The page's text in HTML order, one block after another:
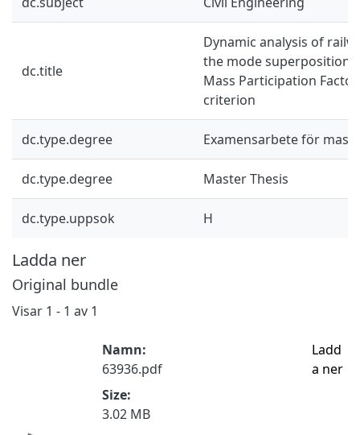
dc.title
Dynamic analysis of
the mode superposition
Mass Participation
criterion
dc.type.degree Examensarbete för
dc.type.degree Master Thesis
dc.type.uppsok H
Ladda ner
Original bundle
Visar 1 - 1 av 1
Namn:
63936.pdf
Size:
3.02 MB
Ladd
a ner